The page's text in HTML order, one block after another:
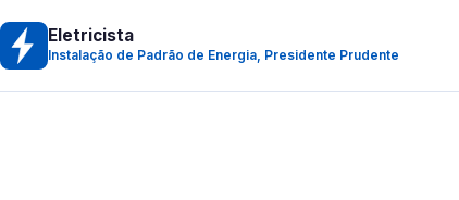
Eletricista
Instalação de Padrão de Energia, Presidente Prudente